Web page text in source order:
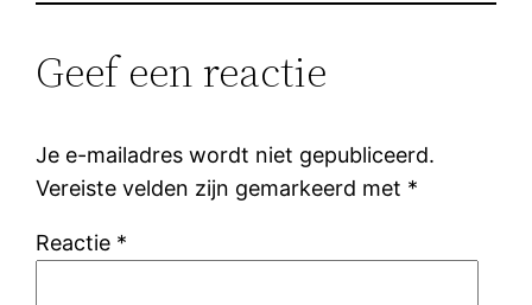
Geef een reactie
Je e-mailadres wordt niet gepubliceerd.
Vereiste velden zijn gemarkeerd met *
Reactie *